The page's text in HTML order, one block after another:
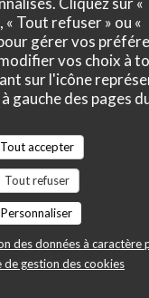
« Tout refuser » ou «
gérer vos
vos choix à
sur l'icône
gauche des pages
Tout accepter
Tout refuser
Personnaliser
des données à caractère
de gestion des cookies
Qualité / Prix:5/5
plaisir Merci
Qualité / Prix:5/5